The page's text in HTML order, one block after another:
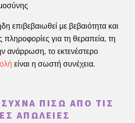
επιβεβαιωθεί με βεβαιότητα και
πληροφορίες για τη θεραπεία, τη
ανάρρωση, το εκτενέστερο
είναι η σωστή συνέχεια.
ΣΥΧΝΆ ΠΊΣΩ ΑΠΌ ΤΙΣ
ΑΠΏΛΕΙΕΣ